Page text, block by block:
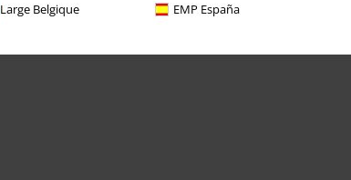
Large Belgique EMP España